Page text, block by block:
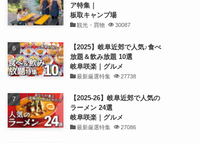
ア特集｜
板取キャンプ場
観光・買物 30087
【2025】岐阜近郊で人気♪食べ
放題＆飲み放題 10選
岐阜咲楽｜グルメ
最新厳選特集 27738
【2025-26】岐阜近郊で人気の
ラーメン 24選
岐阜咲楽｜グルメ
最新厳選特集 27086